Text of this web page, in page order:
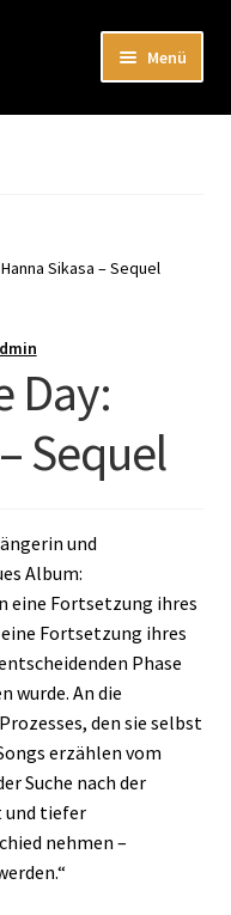
Spotify
Menü
Sikasa – Sequel
Day:
Sequel
und
Album:
eine Fortsetzung ihres
Fortsetzung ihres
Phase
wurde. An die
den sie selbst
erzählen vom
Suche nach der
und tiefer
nehmen –